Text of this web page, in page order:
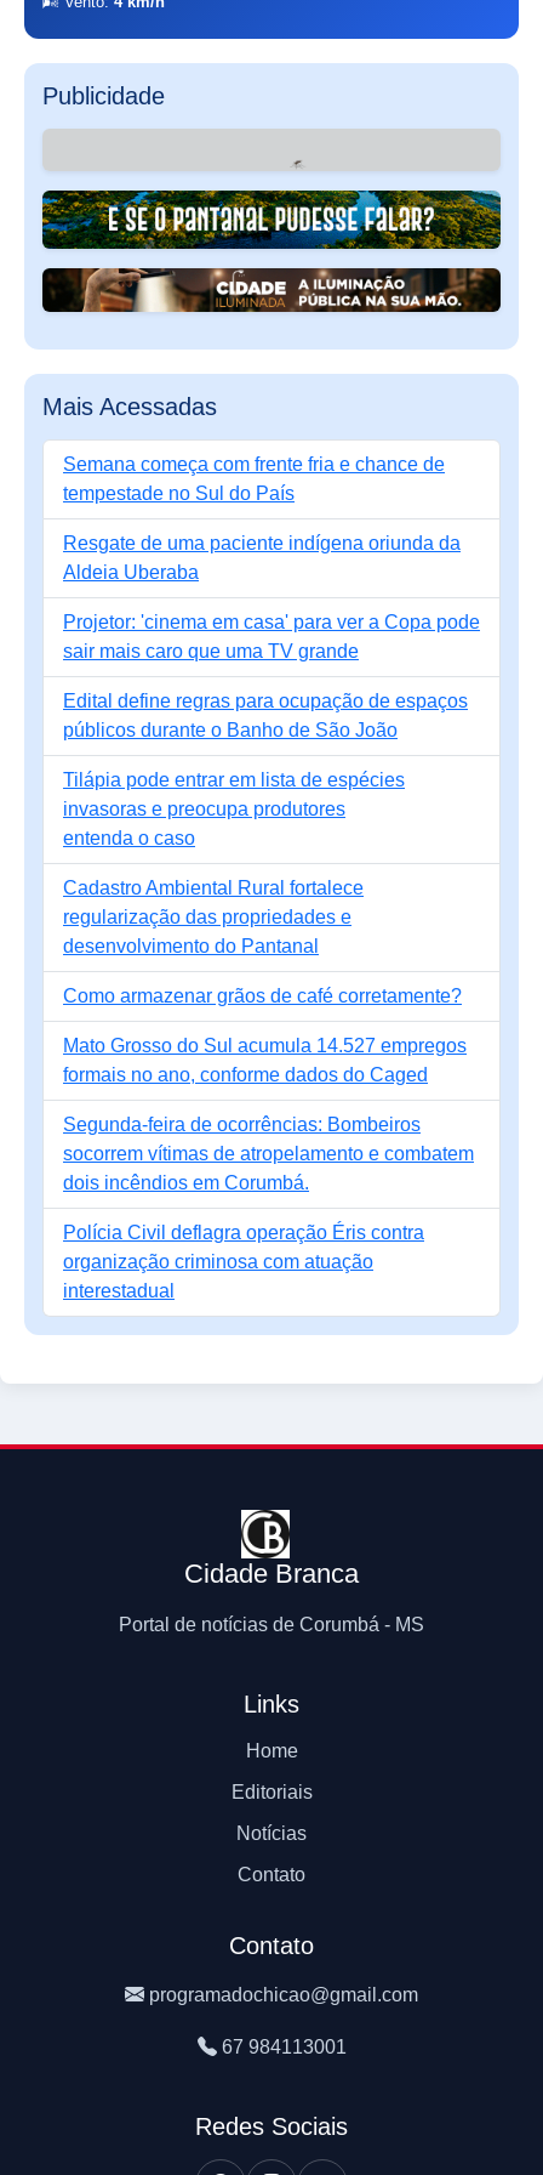
Publicidade
Mais Acessadas
Semana começa com frente fria e chance de
tempestade no Sul do País
Resgate de uma paciente indígena oriunda da
Aldeia Uberaba
Projetor: 'cinema em casa' para ver a Copa pode
sair mais caro que uma TV grande
Edital define regras para ocupação de espaços
públicos durante o Banho de São João
Tilápia pode entrar em lista de espécies
invasoras e preocupa produtores
entenda o caso
Cadastro Ambiental Rural fortalece
regularização das propriedades e
desenvolvimento do Pantanal
Como armazenar grãos de café corretamente?
Mato Grosso do Sul acumula 14.527 empregos
formais no ano, conforme dados do Caged
Segunda-feira de ocorrências: Bombeiros
socorrem vítimas de atropelamento e combatem
dois incêndios em Corumbá.
Polícia Civil deflagra operação Éris contra
organização criminosa com atuação
interestadual
Cidade Branca
Portal de notícias de Corumbá - MS
Links
Home
Editoriais
Notícias
Contato
Contato
programadochicao@gmail.com
67 984113001
Redes Sociais